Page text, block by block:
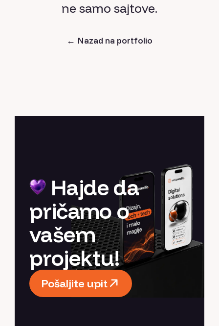
ne samo sajtove.
← Nazad na portfolio
Hajde da
pričamo o
vašem
projektu!
Pošaljite upit
Pošaljite upit